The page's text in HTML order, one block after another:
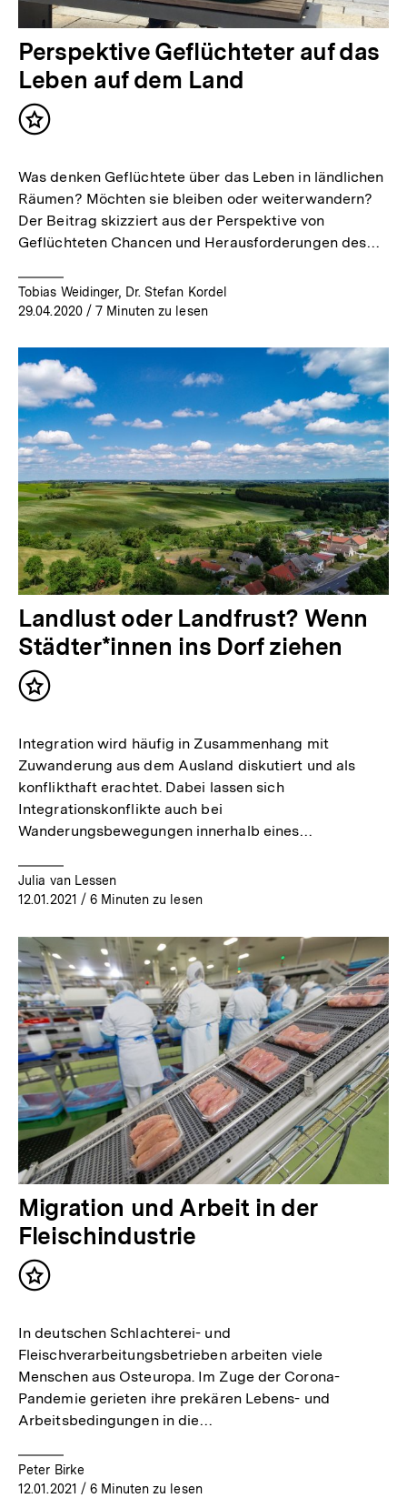
Perspektive Geflüchteter auf das
Leben auf dem Land
Inhalt
Was denken Geflüchtete über das Leben in ländlichen
Räumen? Möchten sie bleiben oder weiterwandern?
Der Beitrag skizziert aus der Perspektive von
Geflüchteten Chancen und Herausforderungen des…
Tobias Weidinger, Dr. Stefan Kordel
29.04.2020/ 7 Minuten zu lesen
Landlust oder Landfrust? Wenn
Städter*innen ins Dorf ziehen
Inhalt
Integration wird häufig in Zusammenhang mit
Zuwanderung aus dem Ausland diskutiert und als
konflikthaft erachtet. Dabei lassen sich
Integrationskonflikte auch bei
Wanderungsbewegungen innerhalb eines…
Julia van Lessen
12.01.2021 / 6 Minuten zu lesen
Migration und Arbeit in der
Fleischindustrie
Inhalt
In deutschen Schlachterei- und
Fleischverarbeitungsbetrieben arbeiten viele
Menschen aus Osteuropa. Im Zuge der Corona-
Pandemie gerieten ihre prekären Lebens- und
Arbeitsbedingungen in die…
Peter Birke
12.01.2021 / 6 Minuten zu lesen